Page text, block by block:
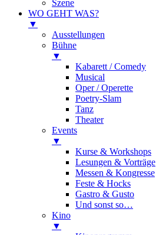
Szene
WO GEHT WAS?
▼
Ausstellungen
Bühne
▼
Kabarett / Comedy
Musical
Oper / Operette
Poetry-Slam
Tanz
Theater
Events
▼
Kurse & Workshops
Lesungen & Vorträge
Messen & Kongresse
Feste & Hocks
Gastro & Gusto
Und sonst so…
Kino
▼